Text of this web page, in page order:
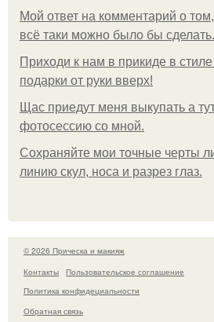
Мой ответ на комментарий о
всё таки можно было бы сделать.
Приходи к нам в прикиде в
подарки от руки вверх!
Щас приедут меня выкупать а
фотосессию со мной.
Сохраняйте мои точные черты
линию скул, носа и разрез глаз.
© 2026 Прическа и макияж
Контакты
Пользовательское соглашение
Политика конфидециальности
Обратная связь